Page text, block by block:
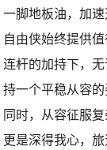
一脚地板油，加
自由侠始终提供
连杆的加持下，
持一个平稳从容
同时，从容征服
更是深得我心，